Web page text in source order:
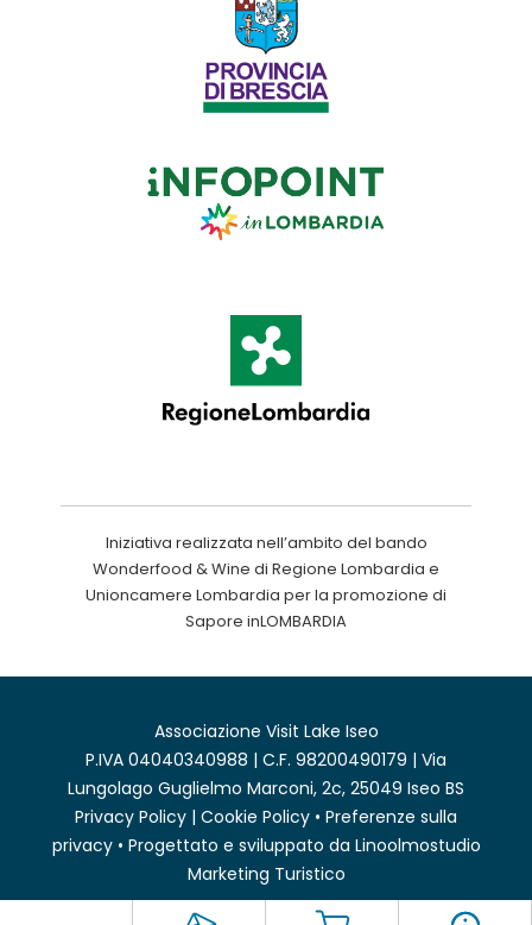
Iniziativa realizzata nell’ambito del bando
Wonderfood & Wine di Regione Lombardia e
Unioncamere Lombardia per la promozione di
Sapore inLOMBARDIA
Associazione Visit Lake Iseo
P.IVA 04040340988 | C.F. 98200490179 | Via
Lungolago Guglielmo Marconi, 2c, 25049 Iseo BS
Privacy Policy | Cookie Policy • Preferenze sulla
privacy• Progettato e sviluppato da Linoolmostudio
Marketing Turistico